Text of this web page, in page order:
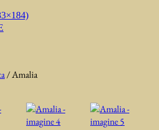
/ Amalia